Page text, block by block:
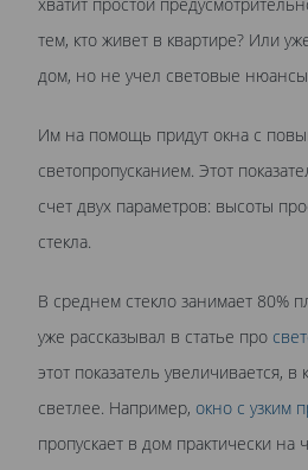
хватит простой
тем, кто живет в квартире? Или
дом, но не учел световые
Им на помощь придут окна с
светопропусканием. Этот
счет двух параметров: высоты
стекла.
В среднем стекло занимает 80%
уже рассказывал в статье про
этот показатель увеличивается, в
светлее. Например, окно с узким
пропускает в дом практически на